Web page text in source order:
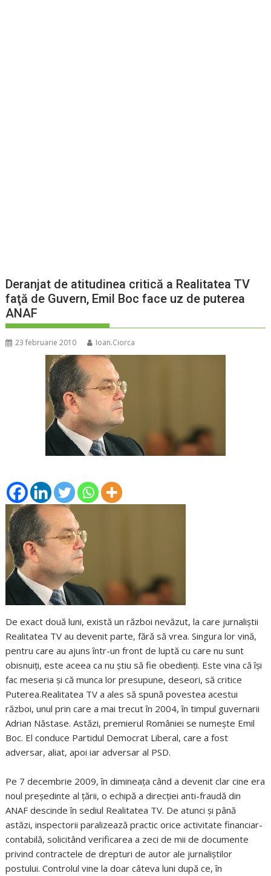
Deranjat de atitudinea critică a Realitatea TV
faţă de Guvern, Emil Boc face uz de puterea
ANAF
23 februarie 2010 Ioan.Ciorca
De exact două luni, există un război nevăzut, la care jurnaliştii
Realitatea TV au devenit parte, fără să vrea. Singura lor vină,
pentru care au ajuns într-un front de luptă cu care nu sunt
obisnuiţi, este aceea ca nu ştiu să fie obedienţi. Este vina că îşi
fac meseria şi că munca lor presupune, deseori, să critice
Puterea.Realitatea TV a ales să spună povestea acestui
război, unul prin care a mai trecut în 2004, în timpul guvernarii
Adrian Năstase. Astăzi, premierul României se numeşte Emil
Boc. El conduce Partidul Democrat Liberal, care a fost
adversar, aliat, apoi iar adversar al PSD.
Pe 7 decembrie 2009, în dimineaţa când a devenit clar cine era
noul preşedinte al ţării, o echipă a direcţiei anti-fraudă din
ANAF descinde în sediul Realitatea TV. De atunci şi până
astăzi, inspectorii paralizează practic orice activitate financiar-
contabilă, solicitând verificarea a zeci de mii de documente
privind contractele de drepturi de autor ale jurnaliştilor
postului. Controlul vine la doar câteva luni după ce, în